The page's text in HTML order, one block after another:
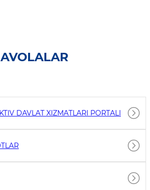
DAVLAT XIZMATLARI PORTALI